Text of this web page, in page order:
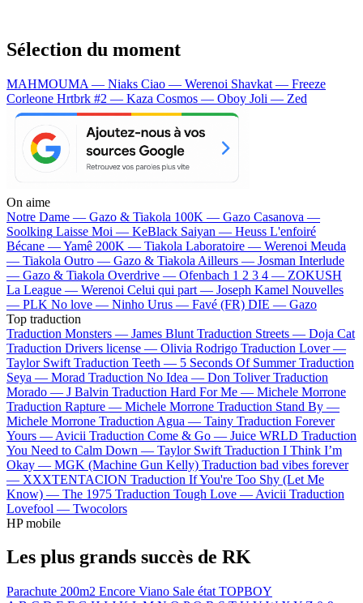
Sélection du moment
MAHMOUMA — Niaks Ciao — Werenoi Shavkat — Freeze
Corleone Hrtbrk #2 — Kaza Cosmos — Oboy Joli — Zed
On aime
Notre Dame — Gazo & Tiakola 100K — Gazo Casanova —
Soolking Laisse Moi — KeBlack Saiyan — Heuss L'enfoiré
Bécane —Yamê 200K — Tiakola Laboratoire — Werenoi Meuda
— Tiakola Outro — Gazo & Tiakola Ailleurs — Josman Interlude
— Gazo & Tiakola Overdrive — Ofenbach 1 2 3 4 — ZOKUSH
La League — Werenoi Celui qui part — Joseph Kamel Nouvelles
— PLK No love — Ninho Urus — Favé (FR) DIE — Gazo
Top traduction
Traduction Monsters — James Blunt Traduction Streets — Doja Cat
Traduction Drivers license — Olivia Rodrigo Traduction Lover —
Taylor Swift Traduction Teeth — 5 Seconds Of Summer Traduction
Seya — Morad Traduction No Idea — Don Toliver Traduction
Morado — J Balvin Traduction Hard For Me — Michele Morrone
Traduction Rapture — Michele Morrone Traduction Stand By —
Michele Morrone Traduction Agua — Tainy Traduction Forever
Yours — Avicii Traduction Come & Go — Juice WRLD Traduction
You Need to Calm Down — Taylor Swift Traduction I Think I’m
Okay — MGK (Machine Gun Kelly) Traduction bad vibes forever
— XXXTENTACION Traduction If You're Too Shy (Let Me
Know) — The 1975 Traduction Tough Love — Avicii Traduction
Lovefool — Twocolors
HP mobile
Les plus grands succès de RK
Parachute 200m2 Encore Viano Sale état TOPBOY